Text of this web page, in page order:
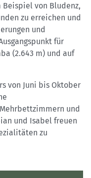
von Bludenz,
zu erreichen und
und
für
(2.643 m) und auf
von Juni bis Oktober
und
und Isabel freuen
zu